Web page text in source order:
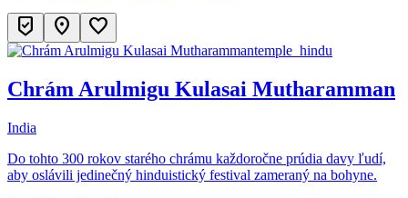
beenhere location_on favorite
temple_hindu
Chrám Arulmigu Kulasai Mutharamman
India
Do tohto 300 rokov starého chrámu každoročne prúdia davy ľudí,
aby oslávili jedinečný hinduistický festival zameraný na bohyne.